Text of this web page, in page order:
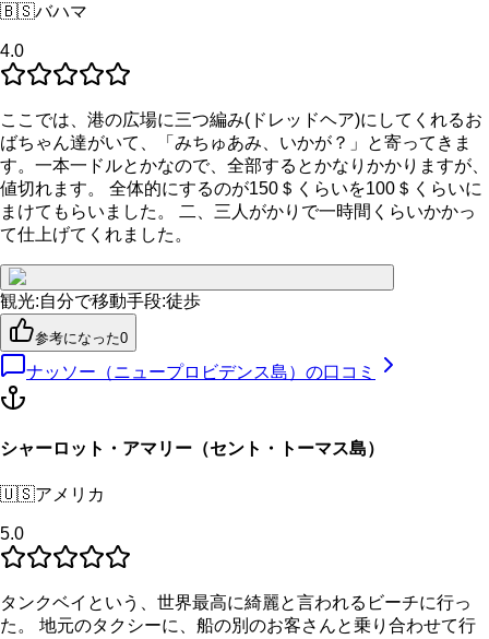
🇧🇸バハマ
4.0
ここでは、港の広場に三つ編み(ドレッドヘア)にしてくれるお
ばちゃん達がいて、「みちゅあみ、いかが？」と寄ってきま
す。一本一ドルとかなので、全部するとかなりかかりますが、
値切れます。 全体的にするのが150＄くらいを100＄くらいに
まけてもらいました。 二、三人がかりで一時間くらいかかっ
て仕上げてくれました。
観光:自分で移動手段:徒歩
参考になった0
ナッソー（ニュープロビデンス島） の口コミ
シャーロット・アマリー（セント・トーマス島）
🇺🇸アメリカ
5.0
タンクベイという、世界最高に綺麗と言われるビーチに行っ
た。 地元のタクシーに、船の別のお客さんと乗り合わせて行